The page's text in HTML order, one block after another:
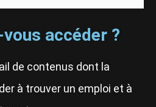
accéder ?
de contenus dont la
à trouver un emploi et à